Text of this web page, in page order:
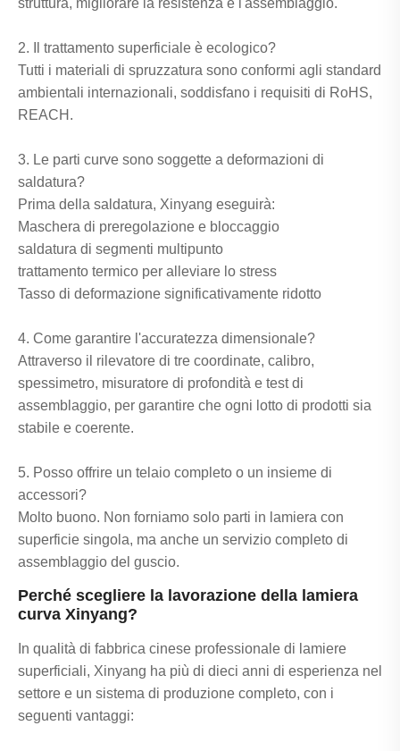
2. Il trattamento superficiale è ecologico?
Tutti i materiali di spruzzatura sono conformi agli standard
ambientali internazionali, soddisfano i requisiti di RoHS,
REACH.
3. Le parti curve sono soggette a deformazioni di
saldatura?
Prima della saldatura, Xinyang eseguirà:
Maschera di preregolazione e bloccaggio
saldatura di segmenti multipunto
trattamento termico per alleviare lo stress
Tasso di deformazione significativamente ridotto
4. Come garantire l'accuratezza dimensionale?
Attraverso il rilevatore di tre coordinate, calibro,
spessimetro, misuratore di profondità e test di
assemblaggio, per garantire che ogni lotto di prodotti sia
stabile e coerente.
5. Posso offrire un telaio completo o un insieme di
accessori?
Molto buono. Non forniamo solo parti in lamiera con
superficie singola, ma anche un servizio completo di
assemblaggio del guscio.
Perché scegliere la lavorazione della lamiera
curva Xinyang?
In qualità di fabbrica cinese professionale di lamiere
superficiali, Xinyang ha più di dieci anni di esperienza nel
settore e un sistema di produzione completo, con i
seguenti vantaggi: